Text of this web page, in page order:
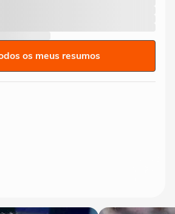
os meus resumos